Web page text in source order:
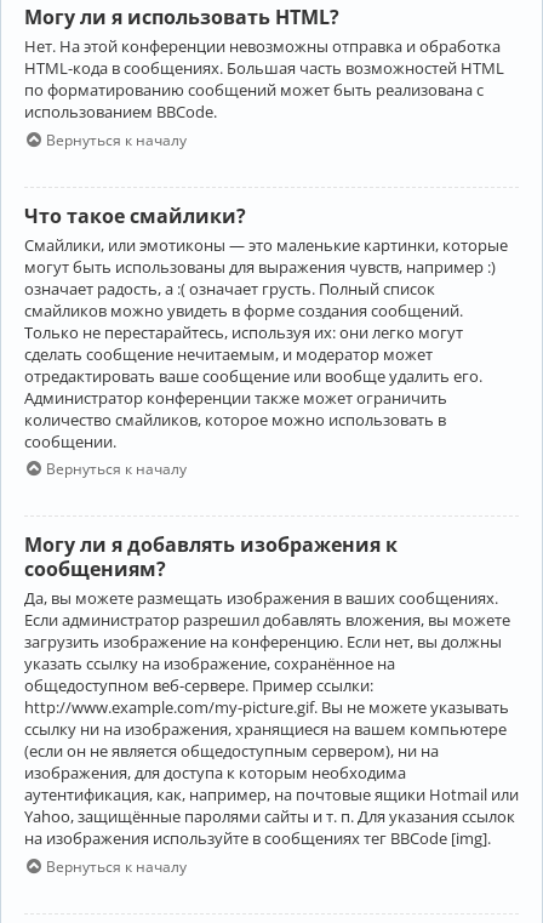
Могу ли я использовать HTML?
Нет. На этой конференции невозможны отправка и обработка
HTML-кода в сообщениях. Большая часть возможностей HTML
по форматированию сообщений может быть реализована с
использованием BBCode.
Вернуться к началу
Что такое смайлики?
Смайлики, или эмотиконы — это маленькие картинки, которые
могут быть использованы для выражения чувств, например :)
означает радость, а :( означает грусть. Полный список
смайликов можно увидеть в форме создания сообщений.
Только не перестарайтесь, используя их: они легко могут
сделать сообщение нечитаемым, и модератор может
отредактировать ваше сообщение или вообще удалить его.
Администратор конференции также может ограничить
количество смайликов, которое можно использовать в
сообщении.
Вернуться к началу
Могу ли я добавлять изображения к
сообщениям?
Да, вы можете размещать изображения в ваших сообщениях.
Если администратор разрешил добавлять вложения, вы можете
загрузить изображение на конференцию. Если нет, вы должны
указать ссылку на изображение, сохранённое на
общедоступном веб-сервере. Пример ссылки:
http://www.example.com/my-picture.gif. Вы не можете указывать
ссылку ни на изображения, хранящиеся на вашем компьютере
(если он не является общедоступным сервером), ни на
изображения, для доступа к которым необходима
аутентификация, как, например, на почтовые ящики Hotmail или
Yahoo, защищённые паролями сайты и т. п. Для указания ссылок
на изображения используйте в сообщениях тег BBCode [img].
Вернуться к началу